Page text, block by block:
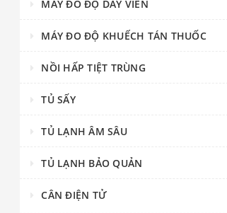
MÁY ĐO ĐỘ DÀY VIÊN
MÁY ĐO ĐỘ KHUẾCH TÁN THUỐC
NỒI HẤP TIỆT TRÙNG
TỦ SẤY
TỦ LẠNH ÂM SÂU
TỦ LẠNH BẢO QUẢN
CÂN ĐIỆN TỬ